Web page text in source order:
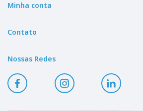
Minha conta
Contato
Nossas Redes